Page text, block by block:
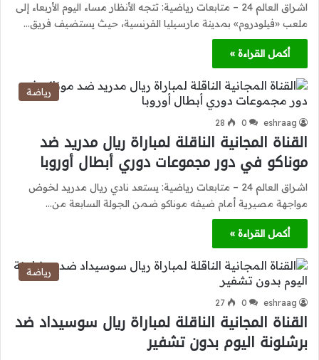
اشراق العالم 24 – متابعات رياضية: تتجه الأنظار مساء اليوم الأربعاء إلى
ملعب «فيلودروم» بمدينة مارسيليا الفرنسية، حيث يستضيف فريق…
أكمل القراءة »
رياضة
eshraag
0
28
القناة المجانية الناقلة لمباراة ريال مدريد ضد
موناكو في دور مجموعات دوري أبطال أوروبا
اشراق العالم 24 – متابعات رياضية: يستعد نادي ريال مدريد لخوض
مواجهة مصيرية أمام ضيفه موناكو ضمن الجولة السابعة من…
أكمل القراءة »
رياضة
eshraag
0
27
القناة المجانية الناقلة لمباراة ريال سوسيداد ضد
برشلونة اليوم بدون تشفير